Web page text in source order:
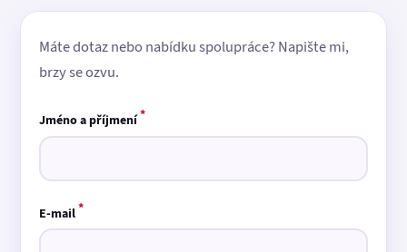
Máte dotaz nebo nabídku spolupráce? Napište mi,
brzy se ozvu.
Jméno a příjmení*
E-mail*